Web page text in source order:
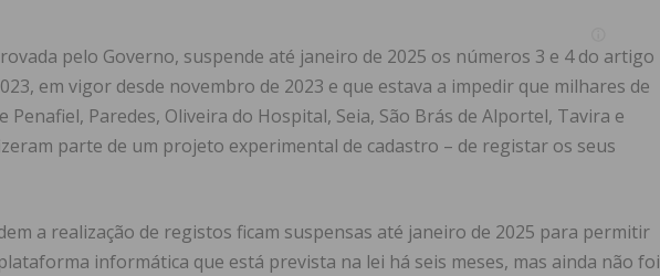
pelo Governo, suspende até janeiro de 2025 os números 3 e 4 do artigo
em vigor desde novembro de 2023 e que estava a impedir que milhares de
Penafiel, Paredes, Oliveira do Hospital, Seia, São Brás de Alportel, Tavira e
parte de um projeto experimental de cadastro – de registar os seus
a realização de registos ficam suspensas até janeiro de 2025 para permitir
informática que está prevista na lei há seis meses, mas ainda não foi